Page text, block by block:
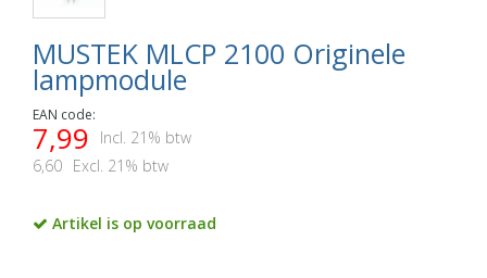
MUSTEK MLCP 2100 Originele
lampmodule
EAN code:
7,99
Incl. 21% btw
6,60 Excl. 21% btw
Artikel is op voorraad